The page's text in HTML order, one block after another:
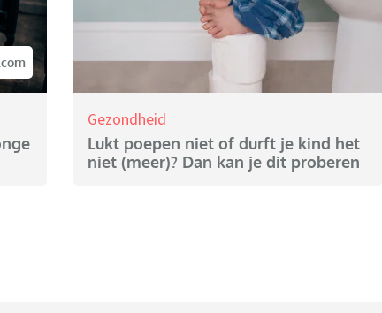
Gezondheid
Lukt poepen niet of durft je kind het
niet (meer)? Dan kan je dit proberen